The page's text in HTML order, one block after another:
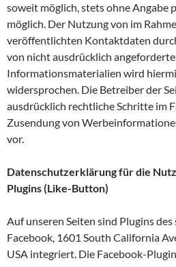
soweit möglich, stets ohne Angabe
möglich. Der Nutzung von im
veröffentlichten Kontaktdaten
von nicht ausdrücklich
Informationsmaterialien wird
widersprochen. Die Betreiber der
ausdrücklich rechtliche Schritte im
Zusendung von
vor.
Datenschutzerklärung für die
Plugins (Like-Button)
Auf unseren Seiten sind Plugins
Facebook, 1601 South California
USA integriert. Die Facebook-